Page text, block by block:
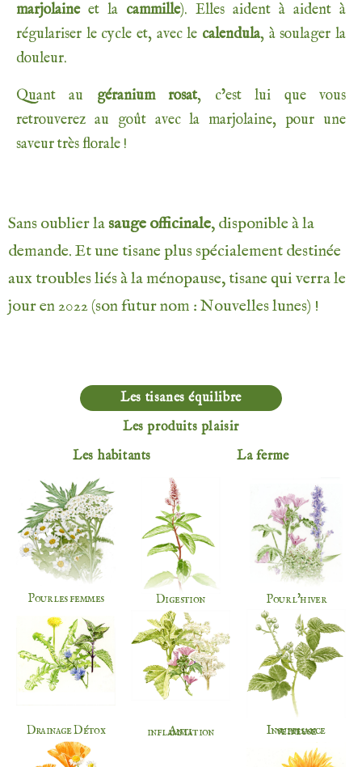
marjolaineet la cammille). Elles aident à aident à
régulariser le cycle et, avec le calendula, à soulager la
douleur.
Quant au géranium rosat, c’est lui que vous
retrouverez au goût avec la marjolaine, pour une
saveur très florale !
Sans oublier lasauge officinale, disponible à la
demande. Et une tisane plus spécialement destinée
aux troubles liés à la ménopause, tisane qui verra le
jour en 2022 (son futur nom : Nouvelles lunes) !
Les tisanes équilibre
Les produits plaisir
Les habitants
La ferme
Digestion Pour l'hiver
Pour les femmes
Insuffisance veineuse
Anti inflammation
Drainage Détox